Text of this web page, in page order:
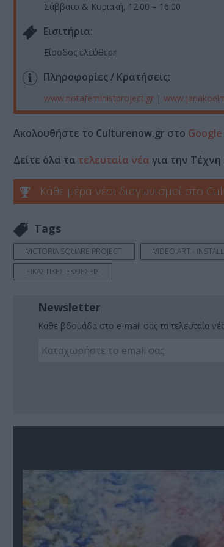
Σάββατο & Κυριακή, 12:00 – 16:00
Eισιτήρια:
Είσοδος ελεύθερη
Πληροφορίες / Κρατήσεις:
www.notafeministproject.gr |
Ακολουθήστε το Culturenow.gr στο
Δείτε όλα τα τελευταία νέα για την Τέχνη
Κάθε μέρα νέοι διαγωνισμοί στο
Tags
VICTORIA SQUARE PROJECT VIDEO ART -
ΕΙΚΑΣΤΙΚΕΣ ΕΚΘΕΣΕΙΣ
Newsletter
Κάθε βδομάδα στο e-mail σας τα τελευταία